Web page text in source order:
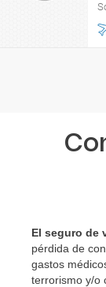
El seguro de
pérdida de
gastos
terrorismo y/o